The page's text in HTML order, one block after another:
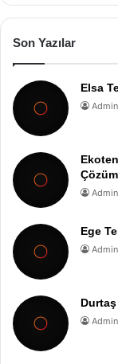
Son Yazılar
Elsa
Admin
Admin
Ege
Admin
Admin